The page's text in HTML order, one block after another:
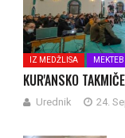
IZ MEDŽLISA MEKTEB
KUR'ANSKO
Urednik 24.